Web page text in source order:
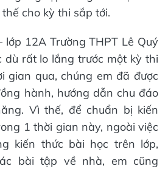
cho kỳ thi sắp tới.
lớp 12A Trường THPT Lê Quý
dù rất lo lắng trước một kỳ thi
gian qua, chúng em đã được
hành, hướng dẫn chu đáo
Vì thế, để chuẩn bị kiến
1 thời gian này, ngoài việc
kiến thức bài học trên lớp,
bài tập về nhà, em cũng